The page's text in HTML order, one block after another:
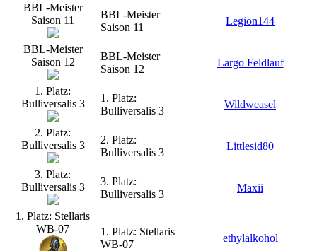
BBL-Meister
Saison 11
BBL-Meister
Saison 11
Legion144
BBL-Meister
Saison 12
BBL-Meister
Saison 12
Largo Feldlauf
1. Platz:
Bulliversalis 3
1. Platz:
Bulliversalis 3
Wildweasel
2. Platz:
Bulliversalis 3
2. Platz:
Bulliversalis 3
Littlesid80
3. Platz:
Bulliversalis 3
3. Platz:
Bulliversalis 3
Maxii
1. Platz: Stellaris
WB-07
1. Platz: Stellaris
WB-07
ethylalkohol